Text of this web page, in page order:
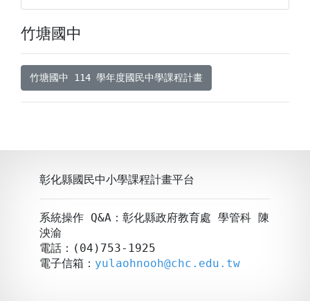
竹塘國中
竹塘國中 114 學年度國民中學課程計畫
彰化縣國民中小學課程計畫平台
系統操作 Q&A：彰化縣政府教育處 學管科 陳
泱渝
電話：(04)753-1925
電子信箱： yulaohnooh@chc.edu.tw